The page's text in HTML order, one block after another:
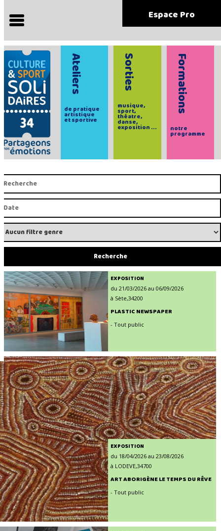
Espace Pro
Ateliers
de pratique
artistique
et sportive
Sorties
musique,
sport,
théatre,
danse,
exposition ...
Formations
notre
programme
EXPOSITION
du 21/03/2026 au 06/09/2026
à Sète,34200
PLASTIC NEWSPAPER
- Tout public
EXPOSITION
du 18/04/2026 au 23/08/2026
à LODEVE,34700
ART ABORIGÈNE LE TEMPS DU RÊVE
- Tout public